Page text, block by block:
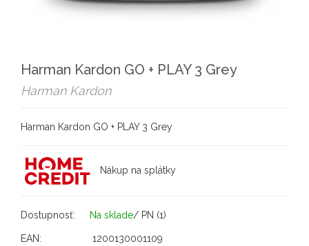
Harman Kardon GO + PLAY 3 Grey
Harman Kardon
Harman Kardon GO + PLAY 3 Grey
Nákup na splátky
Dostupnosť: Na sklade/ PN (1)
EAN: 1200130001109